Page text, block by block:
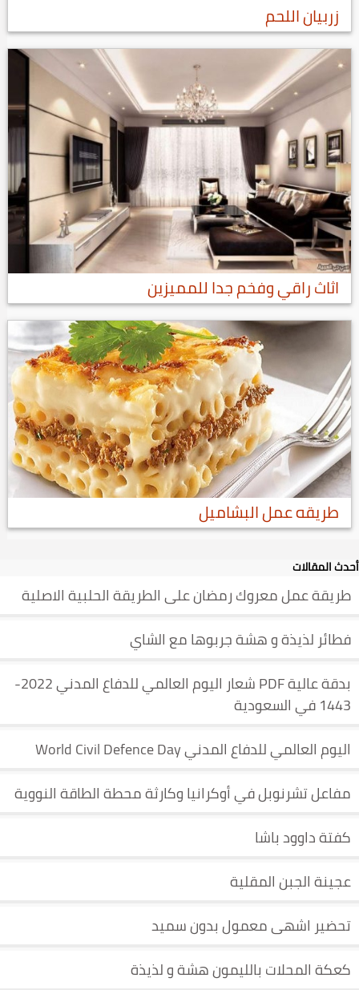
زربيان اللحم
اثاث راقي وفخم جدا للمميزين
طريقه عمل البشاميل
أحدث المقالات
طريقة عمل معروك رمضان على الطريقة الحلبية الاصلية
فطائر لذيذة و هشة جربوها مع الشاي
بدقة عالية PDF شعار اليوم العالمي للدفاع المدني 2022-
1443 في السعودية
اليوم العالمي للدفاع المدني World Civil Defence Day
مفاعل تشرنوبل في أوكرانيا وكارثة محطة الطاقة النووية
كفتة داوود باشا
عجينة الجبن المقلية
تحضير اشهى معمول بدون سميد
كعكة المحلات بالليمون هشة و لذيذة